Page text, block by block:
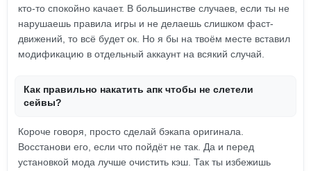
кто-то спокойно качает. В большинстве случаев, если ты не
нарушаешь правила игры и не делаешь слишком фаст-
движений, то всё будет ок. Но я бы на твоём месте вставил
модификацию в отдельный аккаунт на всякий случай.
Как правильно накатить апк чтобы не слетели
сейвы?
Короче говоря, просто сделай бэкапа оригинала.
Восстанови его, если что пойдёт не так. Да и перед
установкой мода лучше очистить кэш. Так ты избежишь